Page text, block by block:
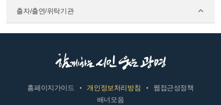
출자/출연/위탁기관
홈페이지가이드 개인정보처리방침
웹접근성정책
배너모음